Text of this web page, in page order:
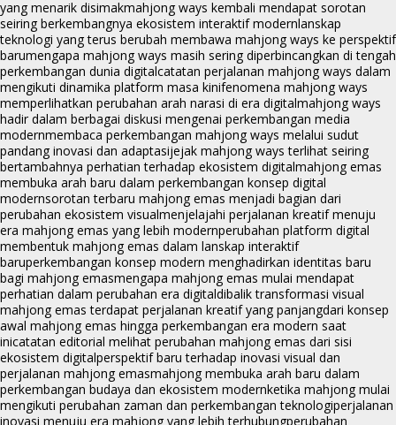
yang menarik disimakmahjong ways kembali mendapat sorotan
seiring berkembangnya ekosistem interaktif modernlanskap
teknologi yang terus berubah membawa mahjong ways ke perspektif
barumengapa mahjong ways masih sering diperbincangkan di tengah
perkembangan dunia digitalcatatan perjalanan mahjong ways dalam
mengikuti dinamika platform masa kinifenomena mahjong ways
memperlihatkan perubahan arah narasi di era digitalmahjong ways
hadir dalam berbagai diskusi mengenai perkembangan media
modernmembaca perkembangan mahjong ways melalui sudut
pandang inovasi dan adaptasijejak mahjong ways terlihat seiring
bertambahnya perhatian terhadap ekosistem digitalmahjong emas
membuka arah baru dalam perkembangan konsep digital
modernsorotan terbaru mahjong emas menjadi bagian dari
perubahan ekosistem visualmenjelajahi perjalanan kreatif menuju
era mahjong emas yang lebih modernperubahan platform digital
membentuk mahjong emas dalam lanskap interaktif
baruperkembangan konsep modern menghadirkan identitas baru
bagi mahjong emasmengapa mahjong emas mulai mendapat
perhatian dalam perubahan era digitaldibalik transformasi visual
mahjong emas terdapat perjalanan kreatif yang panjangdari konsep
awal mahjong emas hingga perkembangan era modern saat
inicatatan editorial melihat perubahan mahjong emas dari sisi
ekosistem digitalperspektif baru terhadap inovasi visual dan
perjalanan mahjong emasmahjong membuka arah baru dalam
perkembangan budaya dan ekosistem modernketika mahjong mulai
mengikuti perubahan zaman dan perkembangan teknologiperjalanan
inovasi menuju era mahjong yang lebih terhubungperubahan